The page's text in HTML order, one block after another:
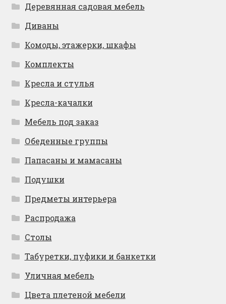
Деревянная садовая мебель
Диваны
Комоды, этажерки, шкафы
Комплекты
Кресла и стулья
Кресла-качалки
Мебель под заказ
Обеденные группы
Папасаны и мамасаны
Подушки
Предметы интерьера
Распродажа
Столы
Табуретки, пуфики и банкетки
Уличная мебель
Цвета плетеной мебели